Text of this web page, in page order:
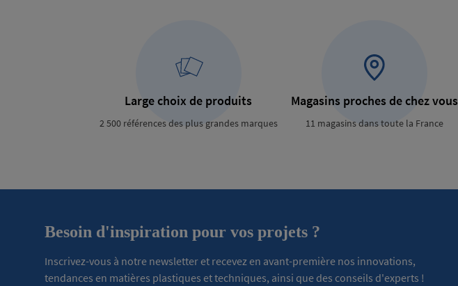
Large choix de produits
2 500 références des plus grandes marques
Magasins proches de chez vous
11 magasins dans toute la France
Besoin d'inspiration pour vos projets ?
Inscrivez-vous à notre newsletter et recevez en avant-première nos innovations,
tendances en matières plastiques et techniques, ainsi que des conseils d'experts !